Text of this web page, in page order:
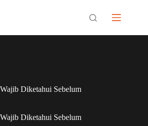
Diketahui Sebelum
Diketahui Sebelum